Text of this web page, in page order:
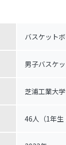
バスケット
男子バスケ
芝浦工業大学
46人（1年生